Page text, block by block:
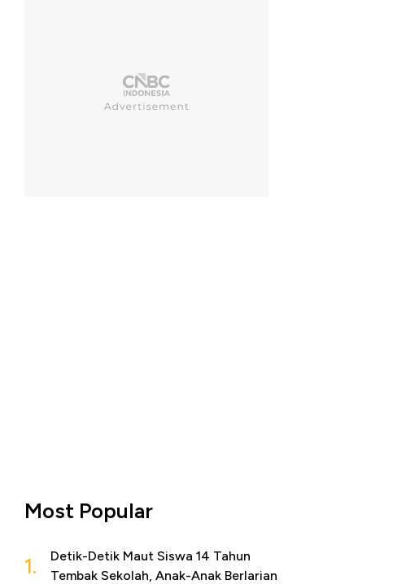
Most Popular
1.
Detik-Detik Maut Siswa 14 Tahun
Tembak Sekolah, Anak-Anak Berlarian